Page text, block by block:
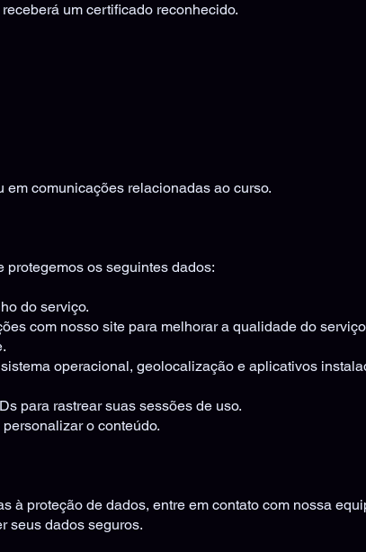
um certificado reconhecido.
comunicações relacionadas ao curso.
protegemos os seguintes dados:
do serviço.
com nosso site para melhorar a qualidade do
operacional, geolocalização e aplicativos
para rastrear suas sessões de uso.
o conteúdo.
à proteção de dados, entre em contato com nossa
seus dados seguros.